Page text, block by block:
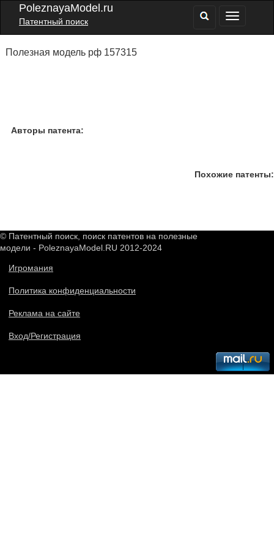
PoleznayaModel.ru
Патентный поиск
Полезная модель рф 157315
Авторы патента:
Похожие патенты:
© Патентный поиск, поиск патентов на полезные
модели - PoleznayaModel.RU 2012-2024
Игромания
Политика конфиденциальности
Реклама на сайте
Вход/Регистрация